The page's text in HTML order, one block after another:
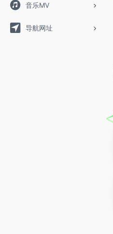
音乐MV
导航网址